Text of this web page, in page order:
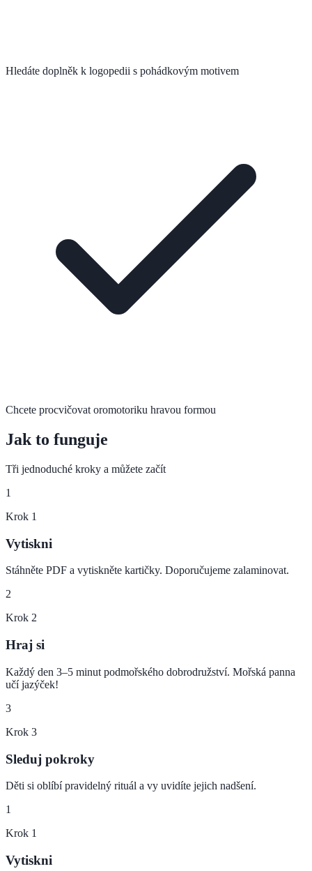
Hledáte doplněk k logopedii s pohádkovým motivem
Chcete procvičovat oromotoriku hravou formou
Jak to funguje
Tři jednoduché kroky a můžete začít
1
Krok 1
Vytiskni
Stáhněte PDF a vytiskněte kartičky. Doporučujeme zalaminovat.
2
Krok 2
Hraj si
Každý den 3–5 minut podmořského dobrodružství. Mořská panna
učí jazýček!
3
Krok 3
Sleduj pokroky
Děti si oblíbí pravidelný rituál a vy uvidíte jejich nadšení.
1
Krok 1
Vytiskni